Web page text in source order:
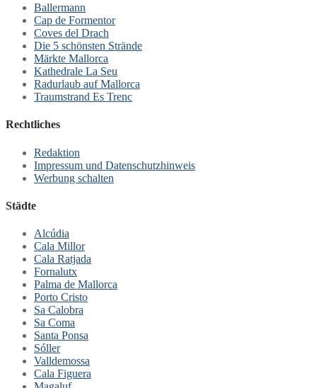
Ballermann
Cap de Formentor
Coves del Drach
Die 5 schönsten Strände
Märkte Mallorca
Kathedrale La Seu
Radurlaub auf Mallorca
Traumstrand Es Trenc
Rechtliches
Redaktion
Impressum und Datenschutzhinweis
Werbung schalten
Städte
Alcúdia
Cala Millor
Cala Ratjada
Fornalutx
Palma de Mallorca
Porto Cristo
Sa Calobra
Sa Coma
Santa Ponsa
Sóller
Valldemossa
Cala Figuera